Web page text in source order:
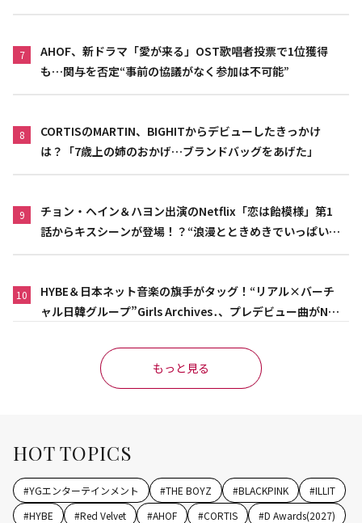
7
AHOF、新ドラマ「愛が来る」OST歌唱者投票で1位獲得
も…関与を否定“事前の協議がなく参加は不可能”
8
CORTISのMARTIN、BIGHITからデビューしたきっかけ
は？「7歳上の姉のおかげ…ブランドバッグをあげた」
9
チョン・ヘイン＆ハヨン出演のNetflix「恋は飴模様」第1
話からキスシーンが登場！？“浪漫とときめきでいっぱいの
10
HYBE＆日本ネット音楽の旗手がタッグ！“リアル×バーチ
ャル日韓グループ”Girls Archives․、プレデビュー曲がNet
もっと見る
HOT TOPICS
#YGエンターテインメント #THE BOYZ #BLACKPINK #ILLIT
#HYBE #Red Velvet #AHOF #CORTIS #D Awards(2027)